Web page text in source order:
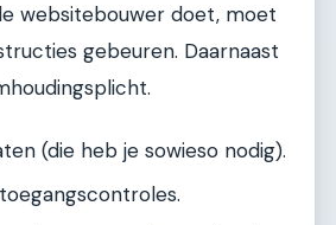
websitebouwer doet, moet
gebeuren. Daarnaast
(die heb je sowieso nodig).